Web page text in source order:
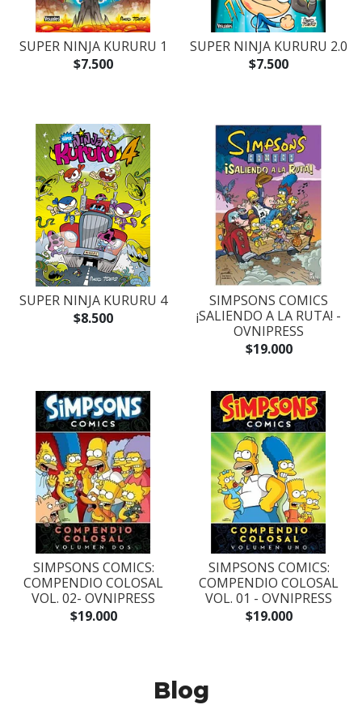
SUPER NINJA KURURU 1
$7.500
SUPER NINJA KURURU 2.0
$7.500
SUPER NINJA KURURU 4
$8.500
SIMPSONS COMICS
¡SALIENDO A LA RUTA! -
OVNIPRESS
$19.000
SIMPSONS COMICS:
COMPENDIO COLOSAL
VOL. 02- OVNIPRESS
$19.000
SIMPSONS COMICS:
COMPENDIO COLOSAL
VOL. 01 - OVNIPRESS
$19.000
Blog